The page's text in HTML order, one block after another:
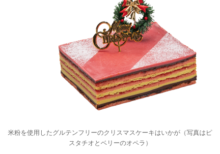
米粉を使用したグルテンフリーのクリスマスケーキはいかが（写真はピ
スタチオとベリーのオペラ）